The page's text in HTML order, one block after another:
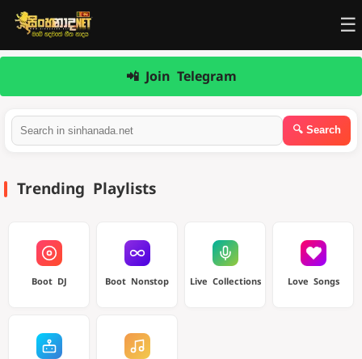
☰
📲 Join Telegram
Trending Playlists
Boot DJ Boot Nonstop Live Collections Love Songs